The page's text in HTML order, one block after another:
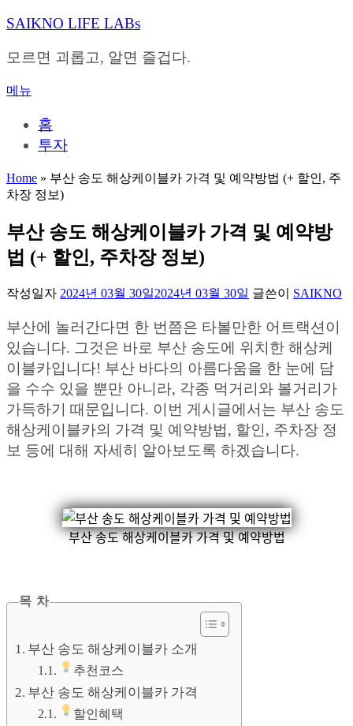
내
으
바
SAIKNO LIFE LABs
모르면 괴롭고, 알면 즐겁다.
메뉴
홈
투자
Home » 부산 송도 해상케이블카 가격 및 예약방법 (+ 할인, 주
차장 정보)
부산 송도 해상케이블카 가격 및 예약방
법 (+ 할인, 주차장 정보)
작성일자 2024년 03월 30일2024년 03월 30일 글쓴이 SAIKNO
부산에 놀러간다면 한 번쯤은 타볼만한 어트랙션이
있습니다. 그것은 바로 부산 송도에 위치한 해상케
이블카입니다! 부산 바다의 아름다움을 한 눈에 담
을 수수 있을 뿐만 아니라, 각종 먹거리와 볼거리가
가득하기 때문입니다. 이번 게시글에서는 부산 송도
해상케이블카의 가격 및 예약방법, 할인, 주차장 정
보 등에 대해 자세히 알아보도록 하겠습니다.
부산 송도 해상케이블카 가격 및 예약방법
목 차
부산 송도 해상케이블카 소개
추천코스
부산 송도 해상케이블카 가격
할인혜택